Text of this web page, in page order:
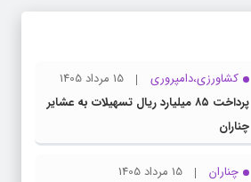
کشاورزی،دامپروری
15 مرداد 1405
پرداخت ۸۵ میلیارد ریال تسهیلات به عشایر
چناران
چناران
15 مرداد 1405